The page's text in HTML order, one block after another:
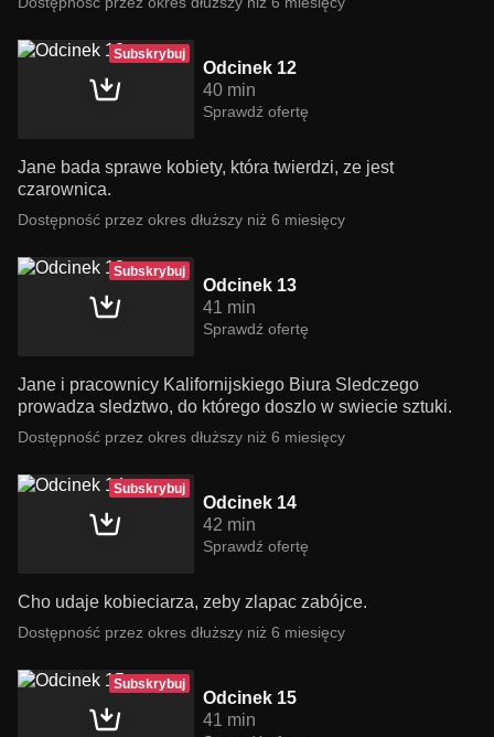
Subskrybuj
Odcinek 12
40 min
Sprawdź ofertę
Jane bada sprawe kobiety, która twierdzi, ze jest
czarownica.
Dostępność przez okres dłuższy niż 6 miesięcy
Subskrybuj
Odcinek 13
41 min
Sprawdź ofertę
Jane i pracownicy Kalifornijskiego Biura Sledczego
prowadza sledztwo, do którego doszlo w swiecie sztuki.
Dostępność przez okres dłuższy niż 6 miesięcy
Subskrybuj
Odcinek 14
42 min
Sprawdź ofertę
Cho udaje kobieciarza, zeby zlapac zabójce.
Dostępność przez okres dłuższy niż 6 miesięcy
Subskrybuj
Odcinek 15
41 min